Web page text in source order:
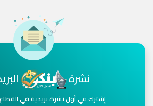
نشرة
إشترك في أول نشرة بريدية في